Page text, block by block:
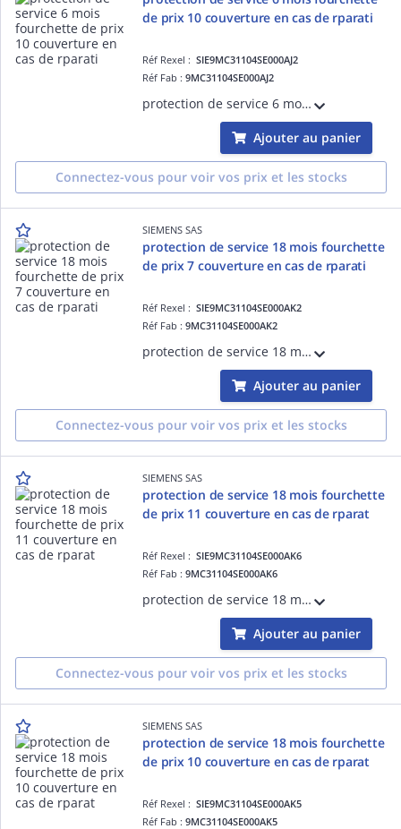
de prix 10 couverture en cas de rparati
Réf Rexel :SIE9MC31104SE000AJ2
Réf Fab :9MC31104SE000AJ2
protection de service 6 mois fourchette de prix 10 couverture en cas de rparation du chssis basse tension hydrorfrigr SINAMICS S120 avec une priode de prestation largie de 6 mois protection de service 6 mois doit tre achete le jour ECCN:EAR
Ajouter au panier
Connectez-vous pour voir vos prix et les stocks
SIEMENS SAS
protection de service 18 mois fourchette
de prix 7 couverture en cas de rparati
Réf Rexel :SIE9MC31104SE000AK2
Réf Fab :9MC31104SE000AK2
protection de service 18 mois fourchette de prix 7 couverture en cas de rparation du chssis basse tension hydrorfrigr SINAMICS S120 avec une priode de prestation largie de 18 mois La protection de service 18 mois doit tre achete le ECCN:EAR
Ajouter au panier
Connectez-vous pour voir vos prix et les stocks
SIEMENS SAS
protection de service 18 mois fourchette
de prix 11 couverture en cas de rparat
Réf Rexel :SIE9MC31104SE000AK6
Réf Fab :9MC31104SE000AK6
protection de service 18 mois fourchette de prix 11 couverture en cas de rparation du chssis basse tension hydrorfrigr SINAMICS S120 avec une priode de prestation largie de 18 mois La protection de service 18 mois doit tre achete l ECCN:EAR
Ajouter au panier
Connectez-vous pour voir vos prix et les stocks
SIEMENS SAS
protection de service 18 mois fourchette
de prix 10 couverture en cas de rparat
Réf Rexel :SIE9MC31104SE000AK5
Réf Fab :9MC31104SE000AK5